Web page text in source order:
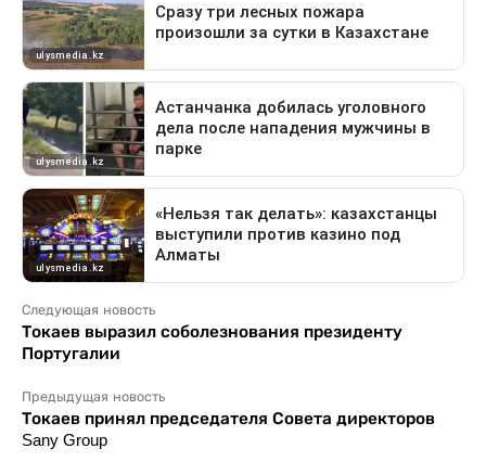
Следующая новость
Токаев выразил соболезнования президенту
Португалии
Предыдущая новость
Токаев принял председателя Совета директоров
Sany Group